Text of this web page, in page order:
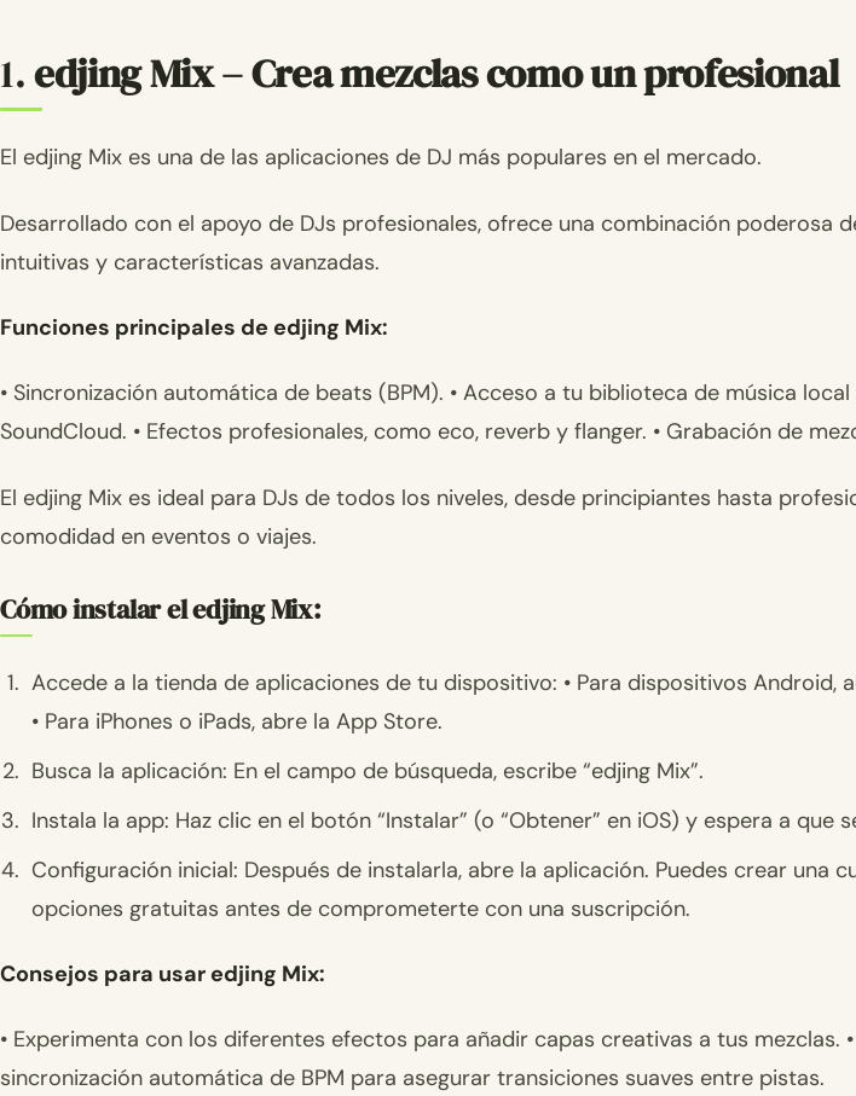
1.edjing Mix – Crea mezclas como un profesional
El edjing Mix es una de las aplicaciones de DJ más populares en el mercado.
Desarrollado con el apoyo de DJs profesionales, ofrece una combinación poderosa
intuitivas y características avanzadas.
Funciones principales de edjing Mix:
• Sincronización automática de beats (BPM). • Acceso a tu biblioteca de música
SoundCloud. • Efectos profesionales, como eco, reverb y flanger. • Grabación de
El edjing Mix es ideal para DJs de todos los niveles, desde principiantes hasta
comodidad en eventos o viajes.
Cómo instalar el edjing Mix:
Accede a la tienda de aplicaciones de tu dispositivo: • Para dispositivos Android,
• Para iPhones o iPads, abre la App Store.
Busca la aplicación: En el campo de búsqueda, escribe “edjing Mix”.
Instala la app: Haz clic en el botón “Instalar” (o “Obtener” en iOS) y espera a que
Configuración inicial: Después de instalarla, abre la aplicación. Puedes crear una
opciones gratuitas antes de comprometerte con una suscripción.
Consejos para usar edjing Mix:
• Experimenta con los diferentes efectos para añadir capas creativas a tus mezclas.
sincronización automática de BPM para asegurar transiciones suaves entre pistas.